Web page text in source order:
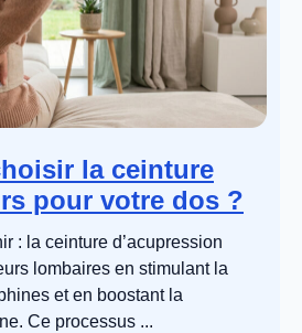
la ceinture
pour votre dos ?
: la ceinture d’acupression
lombaires en stimulant la
et en boostant la
Ce processus ...